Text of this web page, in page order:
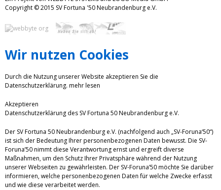
Copyright © 2015 SV Fortuna '50 Neubrandenburg e.V.
Wir nutzen Cookies
Durch die Nutzung unserer Website akzeptieren Sie die
Datenschutzerklärung. mehr lesen
Akzeptieren
Datenschutzerklärung des SV Fortuna 50 Neubrandenburg e.V.
Der SV Fortuna 50 Neubrandenburg e.V. (nachfolgend auch „SV-Foruna‘50“)
ist sich der Bedeutung Ihrer personenbezogenen Daten bewusst. Die SV-
Foruna’50 nimmt diese Verantwortung ernst und ergreift diverse
Maßnahmen, um den Schutz Ihrer Privatsphäre während der Nutzung
unserer Webseiten zu gewährleisten. Der SV-Foruna’50 möchte Sie darüber
informieren, welche personenbezogenen Daten für welche Zwecke erfasst
und wie diese verarbeitet werden.